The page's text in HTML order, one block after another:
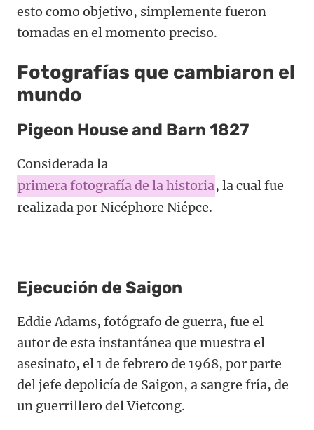
esto como objetivo, simplemente fueron
tomadas en el momento preciso.
Fotografías que cambiaron el
mundo
Pigeon House and Barn 1827
Considerada la
primera fotografía de la historia, la cual fue
realizada por Nicéphore Niépce.
Ejecución de Saigon
Eddie Adams, fotógrafo de guerra, fue el
autor de esta instantánea que muestra el
asesinato, el 1 de febrero de 1968, por parte
del jefe depolicía de Saigon, a sangre fría, de
un guerrillero del Vietcong.